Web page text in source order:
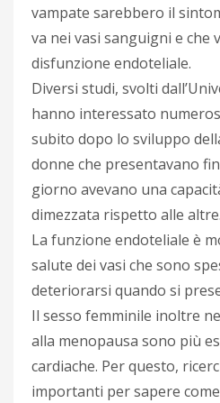
vampate sarebbero il
va nei vasi sanguigni e che
disfunzione endoteliale.
Diversi studi, svolti
hanno interessato
subito dopo lo sviluppo
donne che presentavano
giorno avevano una
dimezzata rispetto alle altre.
La funzione endoteliale è
salute dei vasi che sono
deteriorarsi quando si
Il sesso femminile inoltre
alla menopausa sono più
cardiache. Per questo,
importanti per sapere